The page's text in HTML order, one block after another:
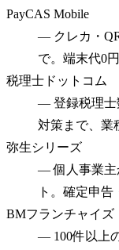
PayCAS Mobile
— クレカ・
で。端末代0
税理士ドットコム
— 登録税理
対策まで、業
弥生シリーズ
—個人事業
ト。確定申告
BMフランチャイズ
— 100件以上